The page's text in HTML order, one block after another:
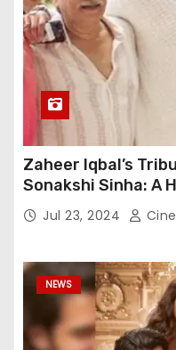
Zaheer Iqbal’s
Sonakshi Sinha: A
Gratitude
Jul 23, 2024
NEWS